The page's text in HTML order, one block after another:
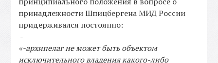
принадлежности Шпицбергена МИД России
придерживался постоянно:
-
«-архипелаг не может быть объектом
исключительного владения какого-либо